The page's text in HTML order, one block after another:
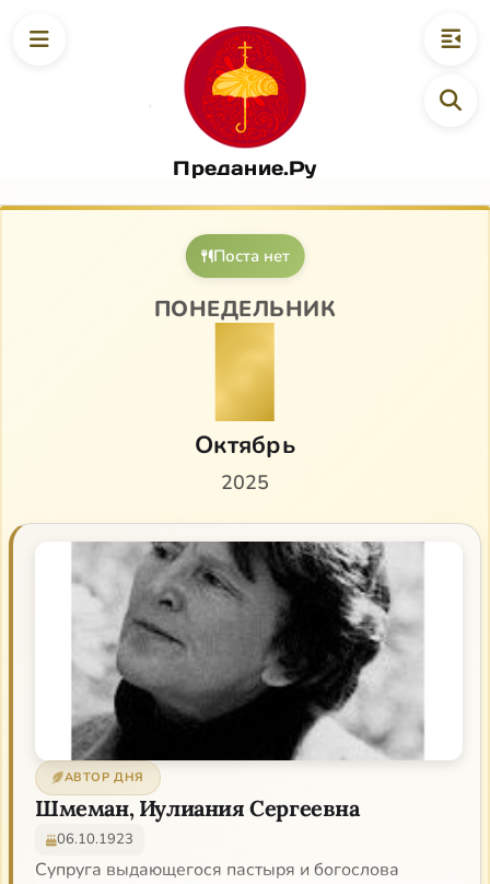
Предание.Ру
Поста нет
ПОНЕДЕЛЬНИК
6
Октябрь
2025
АВТОР ДНЯ
Шмеман, Иулиания Сергеевна
06.10.1923
Супруга выдающегося пастыря и богослова